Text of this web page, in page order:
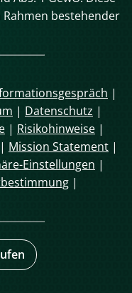
bestehender
|
| Datenschutz |
| Risikohinweise |
| Mission Statement |
Einstellungen |
|